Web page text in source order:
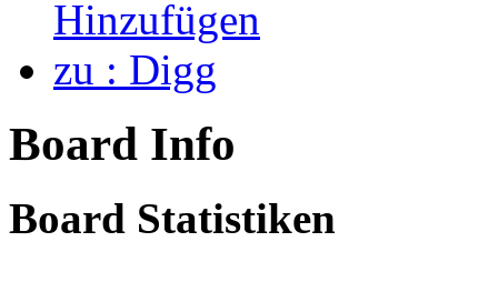
Board Info
Board Statistiken